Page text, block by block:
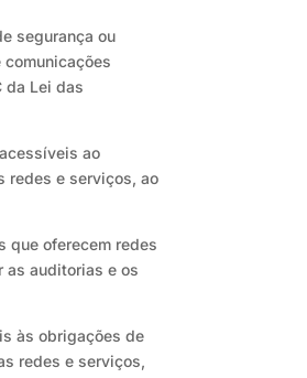
segurança ou
da Lei das
ao
redes e serviços, ao
que oferecem redes
as auditorias e os
às obrigações de
redes e serviços,